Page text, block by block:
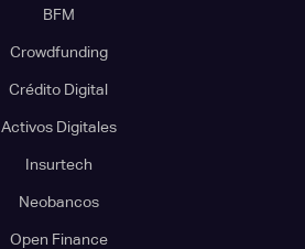
BFM
Crowdfunding
Crédito Digital
Activos Digitales
Insurtech
Neobancos
Open Finance